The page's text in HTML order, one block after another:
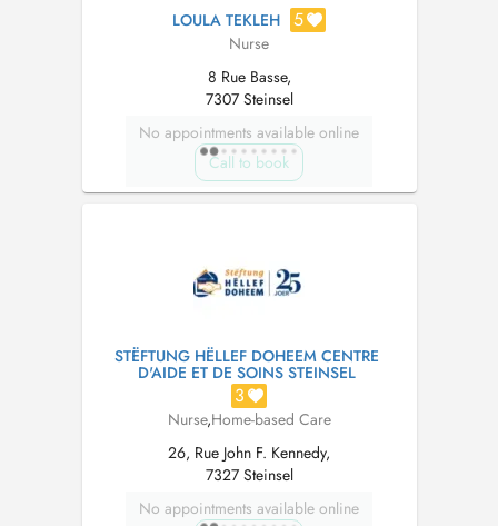
LOULA TEKLEH 5
Nurse
8 Rue Basse,
7307 Steinsel
No appointments available online
Call to book
STËFTUNG HËLLEF DOHEEM CENTRE
D'AIDE ET DE SOINS STEINSEL
3
Nurse,Home-based Care
26, Rue John F. Kennedy,
7327 Steinsel
No appointments available online